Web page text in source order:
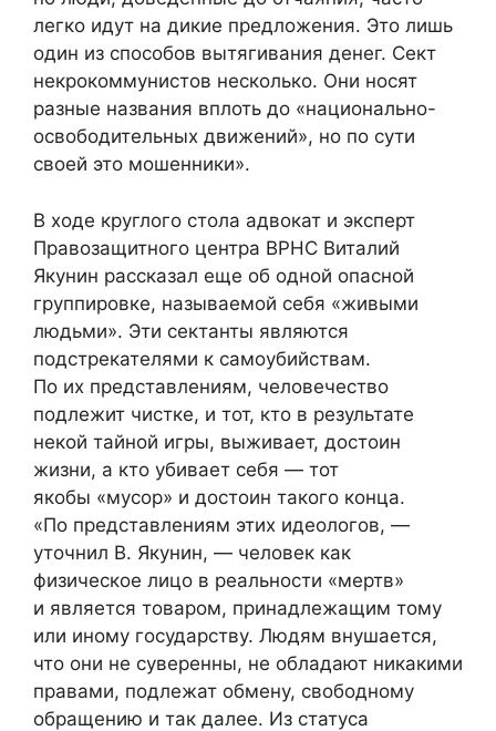
легко идут на дикие предложения. Это лишь
один из способов вытягивания денег. Сект
некрокоммунистов несколько. Они носят
разные названия вплоть до «национально-
освободительных движений», но по сути
своей это мошенники».
В ходе круглого стола адвокат и эксперт
Правозащитного центра ВРНС Виталий
Якунин рассказал еще об одной опасной
группировке, называемой себя «живыми
людьми». Эти сектанты являются
подстрекателями к самоубийствам.
По их представлениям, человечество
подлежит чистке, и тот, кто в результате
некой тайной игры, выживает, достоин
жизни, а кто убивает себя — тот
якобы «мусор» и достоин такого конца.
«По представлениям этих идеологов, —
уточнил В. Якунин, — человек как
физическое лицо в реальности «мертв»
и является товаром, принадлежащим тому
или иному государству. Людям внушается,
что они не суверенны, не обладают никакими
правами, подлежат обмену, свободному
обращению и так далее. Из статуса